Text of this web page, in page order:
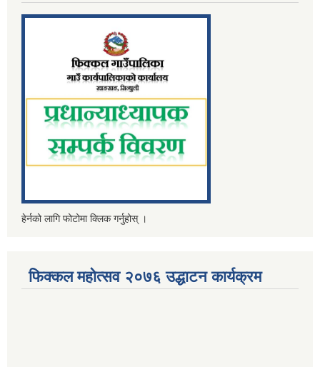
हेर्नको लागि फोटोमा क्लिक गर्नुहोस् ।
फिक्कल महोत्सव २०७६ उद्धाटन कार्यक्रम